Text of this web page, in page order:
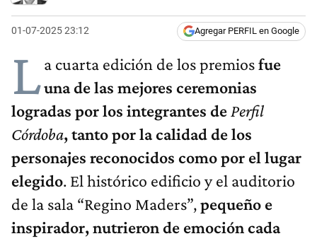
01-07-2025 23:12 Agregar PERFIL en Google
La cuarta edición de los premiosfue
una de las mejores ceremonias
logradas por los integrantes de Perfil
Córdoba, tanto por la calidad de los
personajes reconocidos como por el lugar
elegido. El histórico edificio y el auditorio
de la sala “Regino Maders”,pequeño e
inspirador, nutrieron de emoción cada